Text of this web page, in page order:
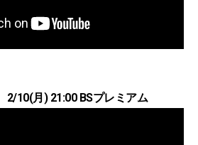
2/10(月) 21:00 BSプレミアム